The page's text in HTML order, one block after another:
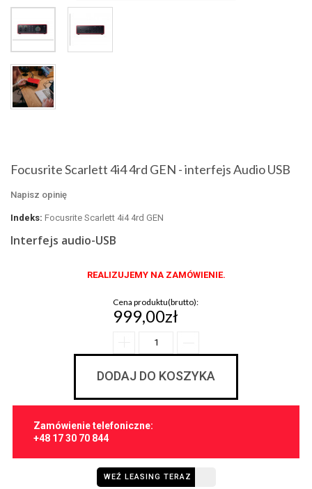
Focusrite Scarlett 4i4 4rd GEN - interfejs Audio USB
Napisz opinię
Indeks: Focusrite Scarlett 4i4 4rd GEN
Interfejs audio-USB
REALIZUJEMY NA ZAMÓWIENIE.
Cena produktu(brutto):
999,00zł
DODAJ DO KOSZYKA
Zamówienie telefoniczne:
+48 17 30 70 844
WEŹ LEASING TERAZ